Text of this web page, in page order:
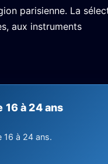
parisienne. La
aux instruments
16 à 24 ans
16 à 24 ans.